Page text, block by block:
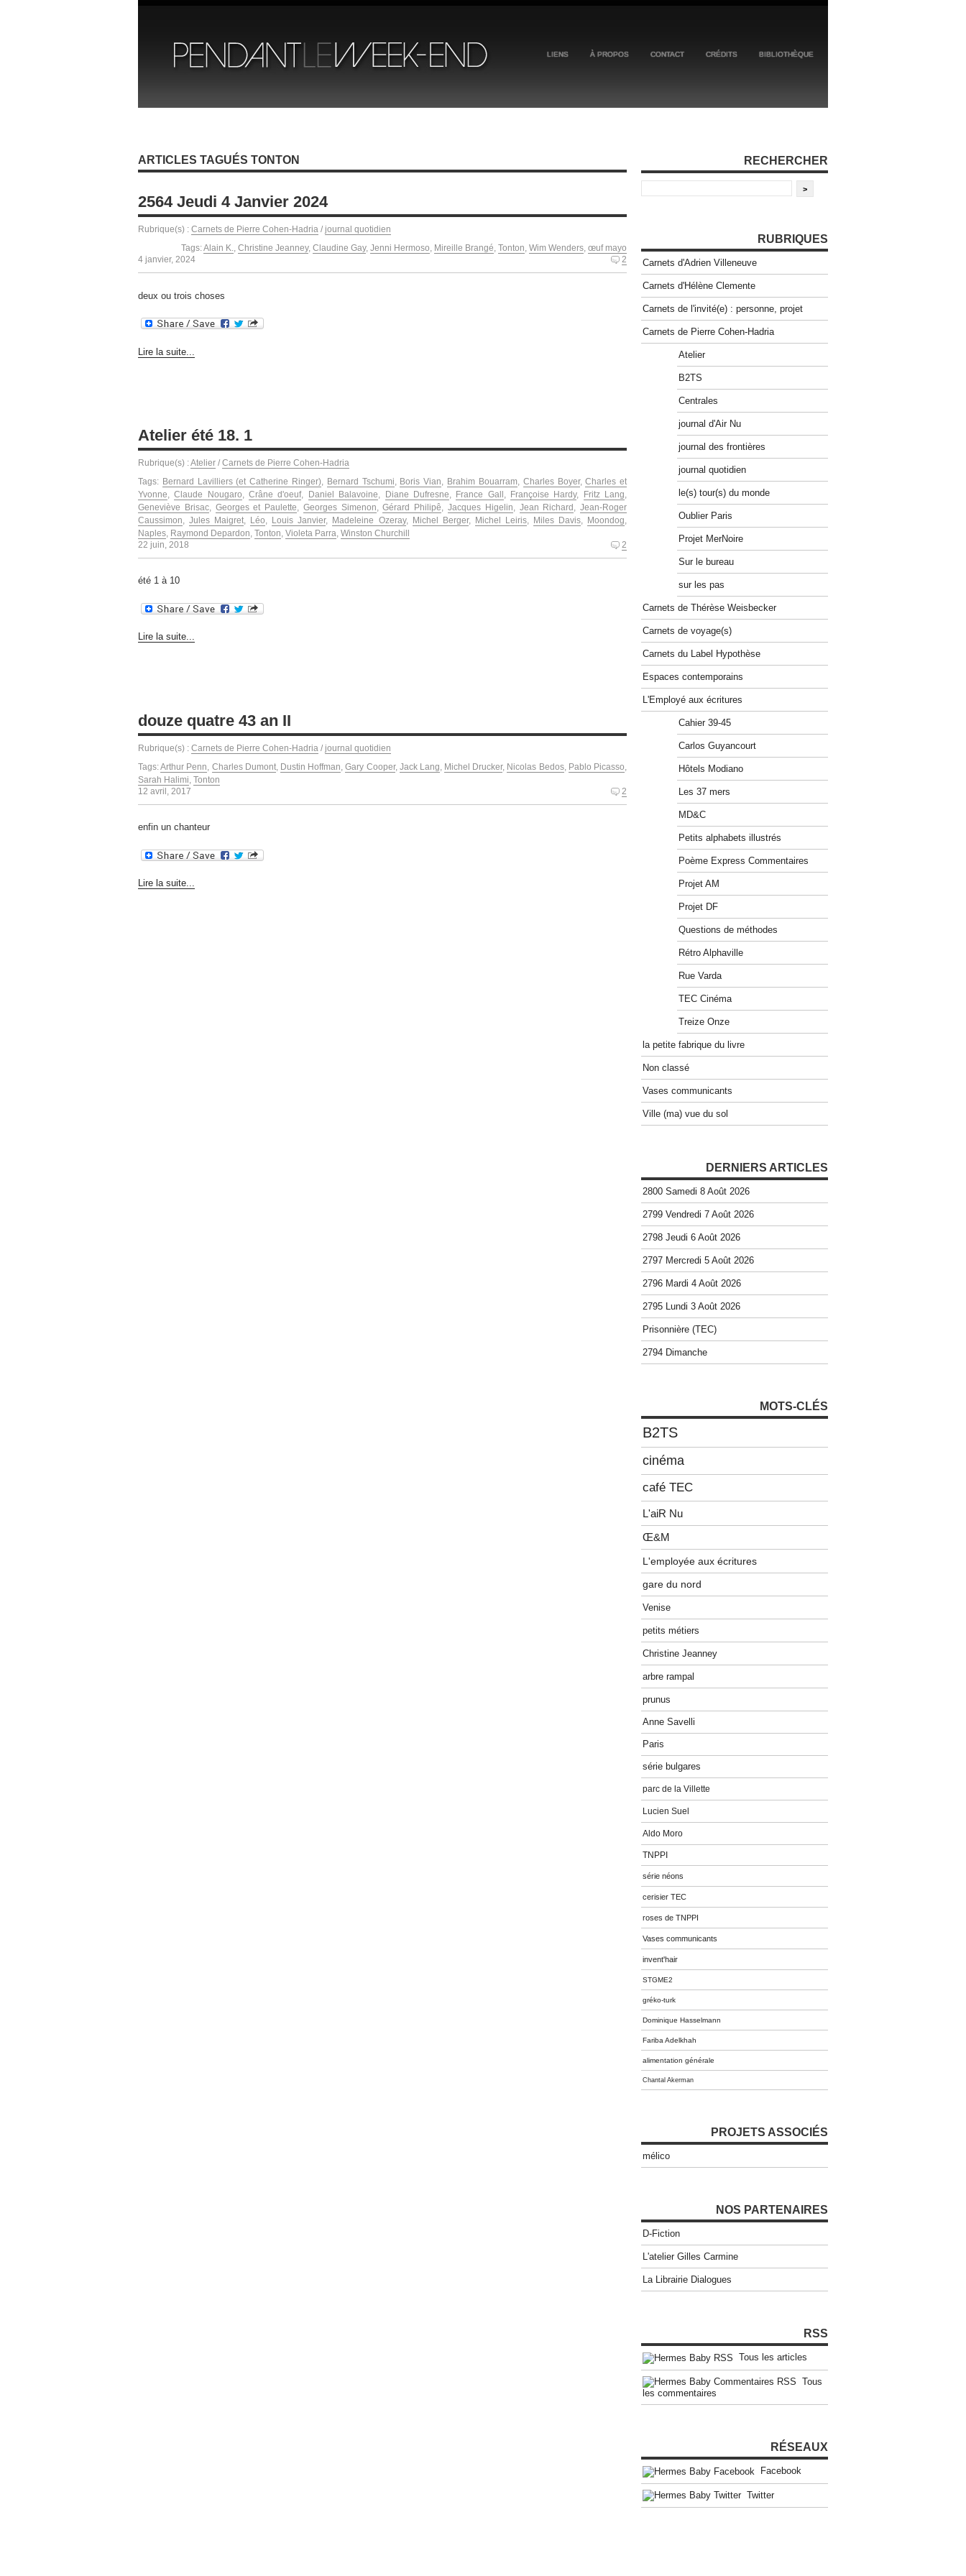
LIENS À PROPOS CONTACT CRÉDITS BIBLIOTHÈQUE
ARTICLES TAGUÉS TONTON
2564 Jeudi 4 Janvier 2024
Rubrique(s) : Carnets de Pierre Cohen-Hadria / journal quotidien
Tags:Alain K., Christine Jeanney, Claudine Gay, Jenni Hermoso, Mireille Brangé, Tonton, Wim Wenders, œuf mayo
4 janvier, 2024
2
deux ou trois choses
Lire la suite...
Atelier été 18. 1
Rubrique(s) :Atelier / Carnets de Pierre Cohen-Hadria
Tags: Bernard Lavilliers (et Catherine Ringer) Bernard Tschumi Boris Vian Brahim Bouarram, Charles Boyer,Charles et
Yvonne ,Claude Nougaro ,Crâne d'oeuf, Daniel Balavoine Diane Dufresne France Gall Françoise Hardy, Fritz Lang
Geneviève Brisac, Georges et Paulette Georges Simenon ,Gérard Philipê ,Jacques Higelin Jean Richard ,Jean-Roger
Caussimon ,Jules Maigret Léo Louis Janvier, Madeleine Ozeray, Michel Berger, Michel Leiris, Miles Davis Moondog
Naples Raymond Depardon Tonton Violeta Parra Winston Churchill
22 juin, 2018
2
été 1 à 10
Lire la suite...
douze quatre 43 an II
Rubrique(s) : Carnets de Pierre Cohen-Hadria / journal quotidien
Tags:Arthur Penn Charles Dumont, Dustin Hoffman ,Gary Cooper, Jack Lang Michel Drucker, Nicolas Bedos, Pablo Picasso
Sarah Halimi Tonton
12 avril, 2017
2
enfin un chanteur
Lire la suite...
RECHERCHER
RUBRIQUES
Carnets d'Adrien Villeneuve
Carnets d'Hélène Clemente
Carnets de l'invité(e) : personne, projet
Carnets de Pierre Cohen-Hadria
Atelier
B2TS
Centrales
journal d'Air Nu
journal des frontières
journal quotidien
le(s) tour(s) du monde
Oublier Paris
Projet MerNoire
Sur le bureau
sur les pas
Carnets de Thérèse Weisbecker
Carnets de voyage(s)
Carnets du Label Hypothèse
Espaces contemporains
L'Employé aux écritures
Cahier 39-45
Carlos Guyancourt
Hôtels Modiano
Les 37 mers
MD&C
Petits alphabets illustrés
Poème Express Commentaires
Projet AM
Projet DF
Questions de méthodes
Rétro Alphaville
Rue Varda
TEC Cinéma
Treize Onze
la petite fabrique du livre
Non classé
Vases communicants
Ville (ma) vue du sol
DERNIERS ARTICLES
2800 Samedi 8 Août 2026
2799 Vendredi 7 Août 2026
2798 Jeudi 6 Août 2026
2797 Mercredi 5 Août 2026
2796 Mardi 4 Août 2026
2795 Lundi 3 Août 2026
Prisonnière (TEC)
2794 Dimanche
MOTS-CLÉS
B2TS
cinéma
café TEC
L'aiR Nu
Œ&M
L'employée aux écritures
gare du nord
Venise
petits métiers
Christine Jeanney
arbre rampal
prunus
Anne Savelli
Paris
série bulgares
parc de la Villette
Lucien Suel
Aldo Moro
TNPPI
série néons
cerisier TEC
roses de TNPPI
Vases communicants
invent'hair
STGME2
gréko-turk
Dominique Hasselmann
Fariba Adelkhah
alimentation générale
Chantal Akerman
PROJETS ASSOCIÉS
mélico
NOS PARTENAIRES
D-Fiction
L'atelier Gilles Carmine
La Librairie Dialogues
RSS
Tous les articles
Tous
les commentaires
RÉSEAUX
Facebook
Twitter